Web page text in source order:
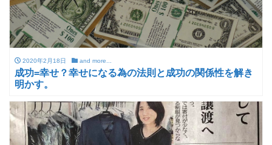
2020年2月18日 and more...
成功=幸せ？幸せになる為の法則と成功の関係性を解き
明かす。